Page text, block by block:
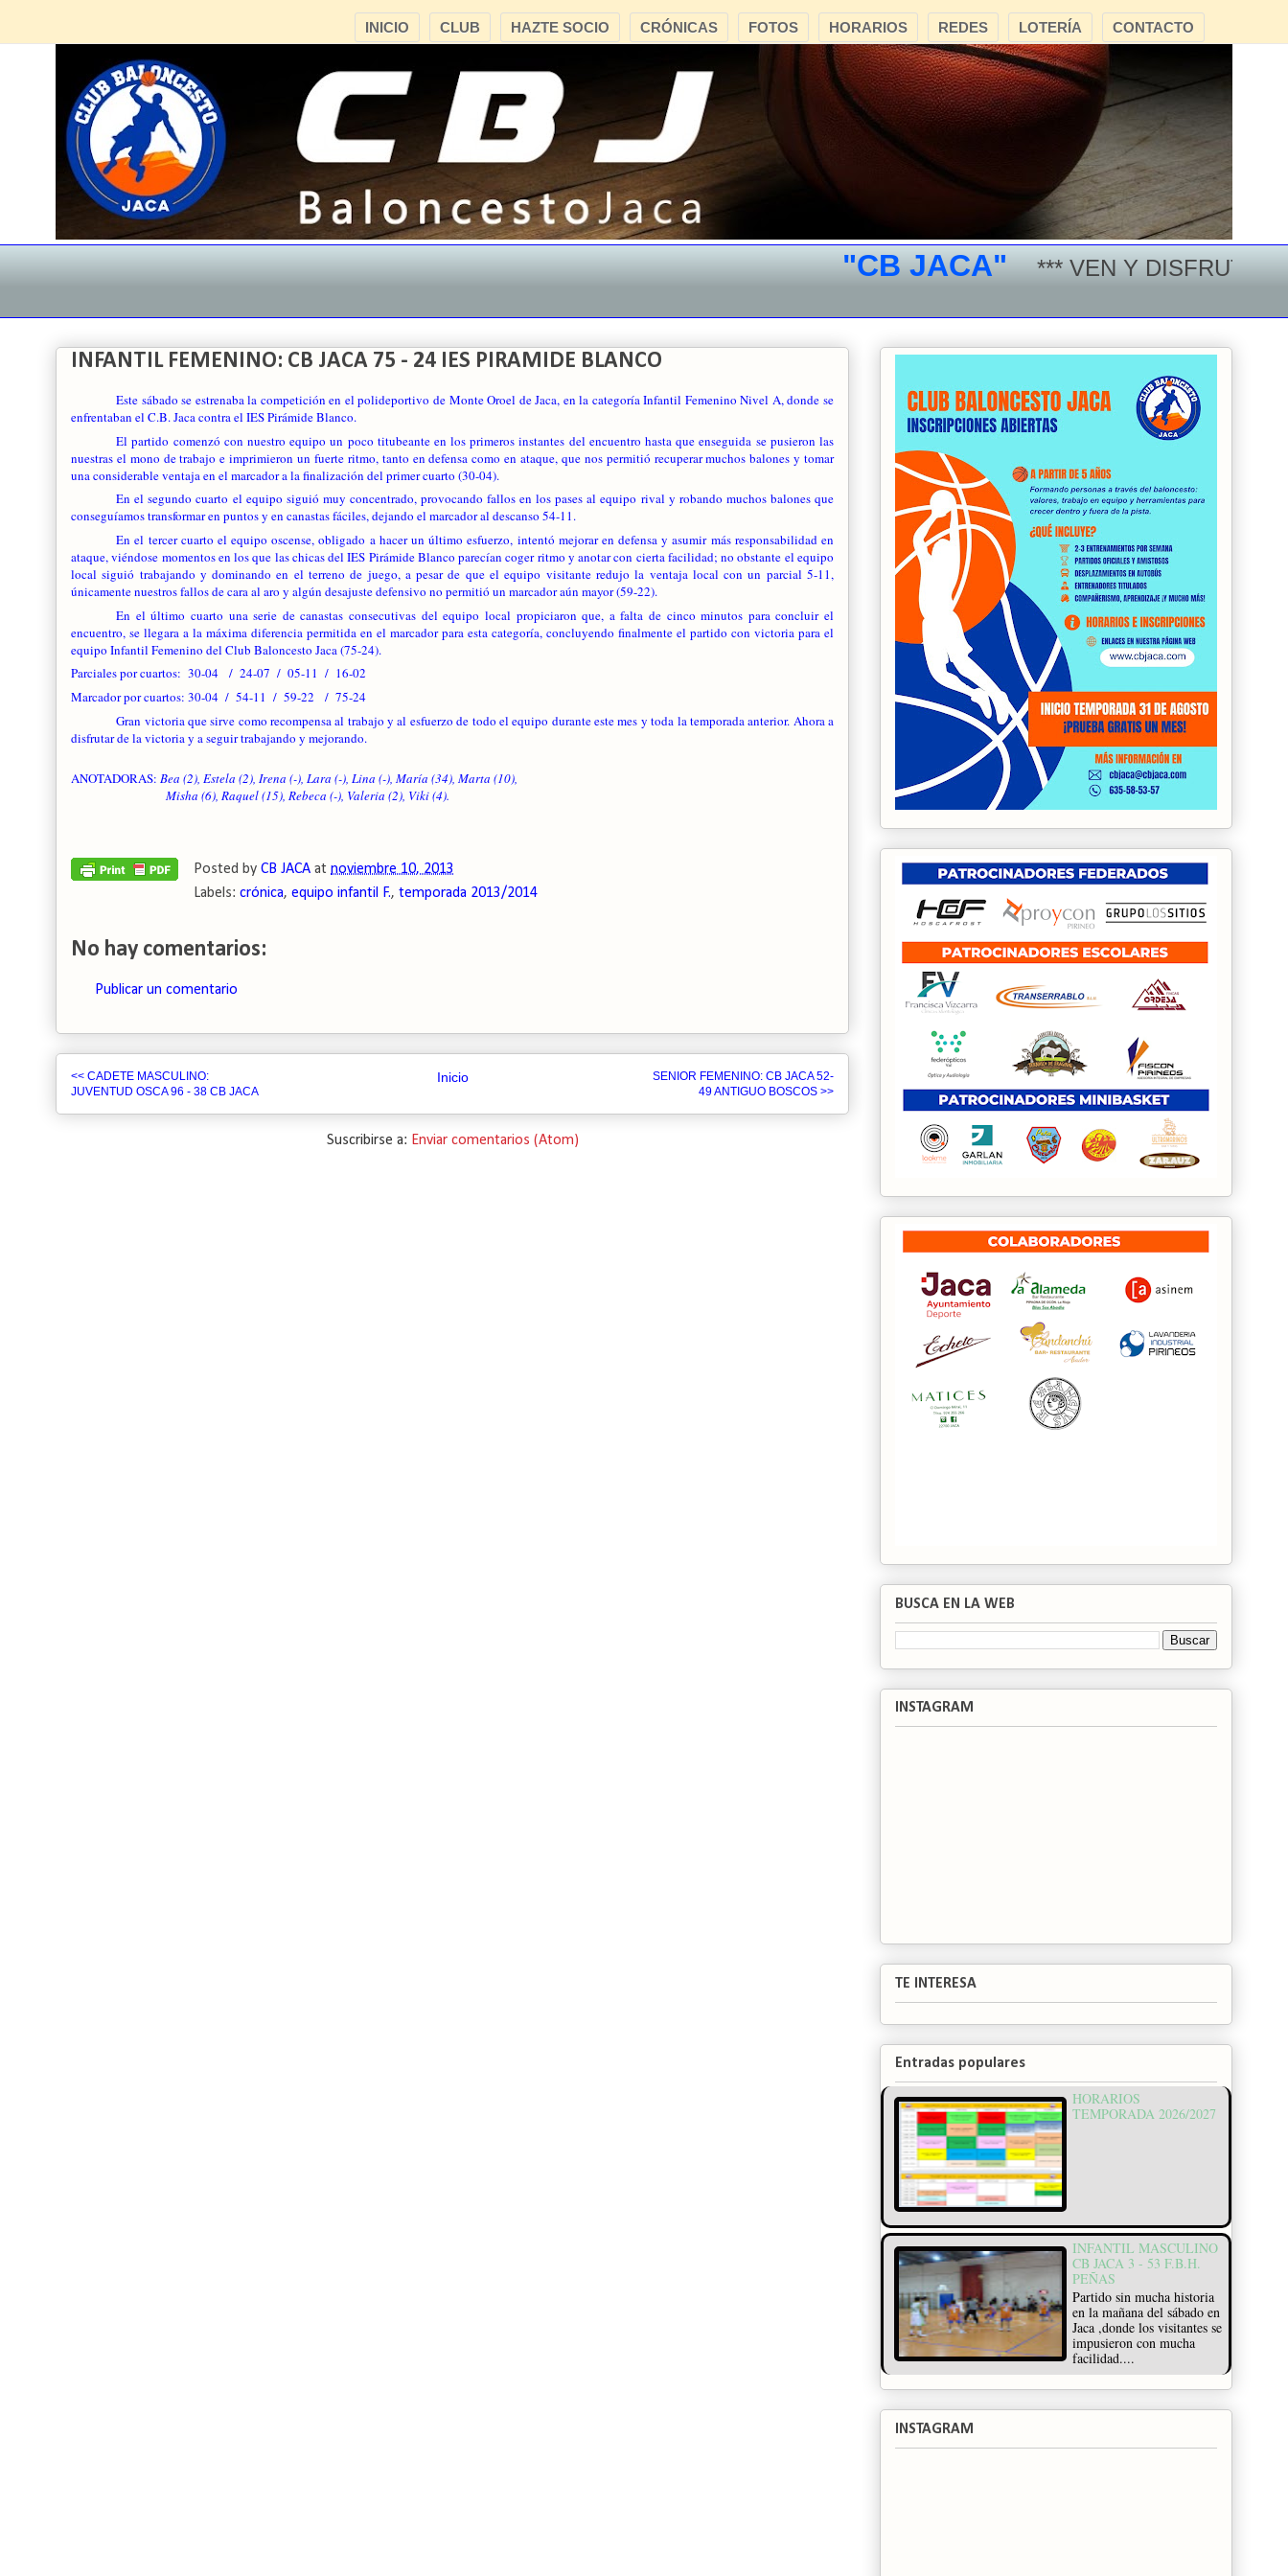
CONTACTO
LOTERÍA
REDES
HORARIOS
FOTOS
CRÓNICAS
HAZTE SOCIO
CLUB
INICIO
"CB JACA" *** VEN Y DISFRUTA DEL
INFANTIL FEMENINO: CB JACA 75 - 24 IES PIRAMIDE BLANCO
Este sábado se estrenaba la competición en el polideportivo de Monte Oroel de Jaca, en la categoría Infantil Femenino Nivel A, donde se
enfrentaban el C.B. Jaca contra el IES Pirámide Blanco.
El partido comenzó con nuestro equipo un poco titubeante en los primeros instantes del encuentro hasta que enseguida se pusieron las
nuestras el mono de trabajo e imprimieron un fuerte ritmo, tanto en defensa como en ataque, que nos permitió recuperar muchos balones y tomar
una considerable ventaja en el marcador a la finalización del primer cuarto (30-04).
En el segundo cuarto el equipo siguió muy concentrado, provocando fallos en los pases al equipo rival y robando muchos balones que
conseguíamos transformar en puntos y en canastas fáciles, dejando el marcador al descanso 54-11.
En el tercer cuarto el equipo oscense, obligado a hacer un último esfuerzo, intentó mejorar en defensa y asumir más responsabilidad en
ataque, viéndose momentos en los que las chicas del IES Pirámide Blanco parecían coger ritmo y anotar con cierta facilidad; no obstante el equipo
local siguió trabajando y dominando en el terreno de juego, a pesar de que el equipo visitante redujo la ventaja local con un parcial 5-11,
únicamente nuestros fallos de cara al aro y algún desajuste defensivo no permitió un marcador aún mayor (59-22).
En el último cuarto una serie de canastas consecutivas del equipo local propiciaron que, a falta de cinco minutos para concluir el
encuentro, se llegara a la máxima diferencia permitida en el marcador para esta categoría, concluyendo finalmente el partido con victoria para el
equipo Infantil Femenino del Club Baloncesto Jaca (75-24).
Parciales por cuartos: 30-04 / 24-07 / 05-11 / 16-02
Marcador por cuartos: 30-04 / 54-11 / 59-22 / 75-24
Gran victoria que sirve como recompensa al trabajo y al esfuerzo de todo el equipo durante este mes y toda la temporada anterior. Ahora a
disfrutar de la victoria y a seguir trabajando y mejorando.
ANOTADORAS: Bea (2), Estela (2), Irena (-), Lara (-), Lina (-), María (34), Marta (10),
Misha (6), Raquel (15), Rebeca (-), Valeria (2), Viki (4).
Posted by CB JACA at noviembre 10, 2013
Labels: crónica, equipo infantil F., temporada 2013/2014
No hay comentarios:
Publicar un comentario
<< CADETE MASCULINO:
JUVENTUD OSCA 96 - 38 CB JACA
SENIOR FEMENINO: CB JACA 52-
49 ANTIGUO BOSCOS >>
Inicio
Suscribirse a: Enviar comentarios (Atom)
BUSCA EN LA WEB
INSTAGRAM
TE INTERESA
Entradas populares
HORARIOS
TEMPORADA 2026/2027
INFANTIL MASCULINO
CB JACA 3 - 53 F.B.H.
PEÑAS
Partido sin mucha historia
en la mañana del sábado en
Jaca ,donde los visitantes se
impusieron con mucha
facilidad....
INSTAGRAM